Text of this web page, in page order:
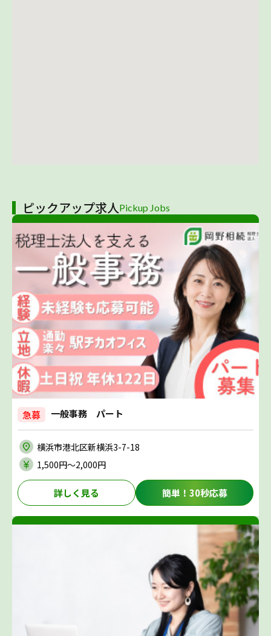
ピックアップ求人Pickup Jobs
急募 一般事務 パート
横浜市港北区新横浜3-7-18
1,500円〜2,000円
詳しく見る 簡単！30秒応募